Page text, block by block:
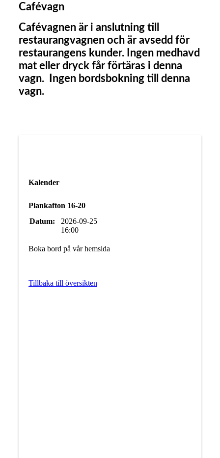
Cafévagn
Cafévagnen är i anslutning till
restaurangvagnen och är avsedd för
restaurangens kunder. Ingen medhavd
mat eller dryck får förtäras i denna
vagn. Ingen bordsbokning till denna
vagn.
Kalender
Plankafton 16-20
Datum:
2026-09-25
16:00
Boka bord på vår hemsida
Tillbaka till översikten